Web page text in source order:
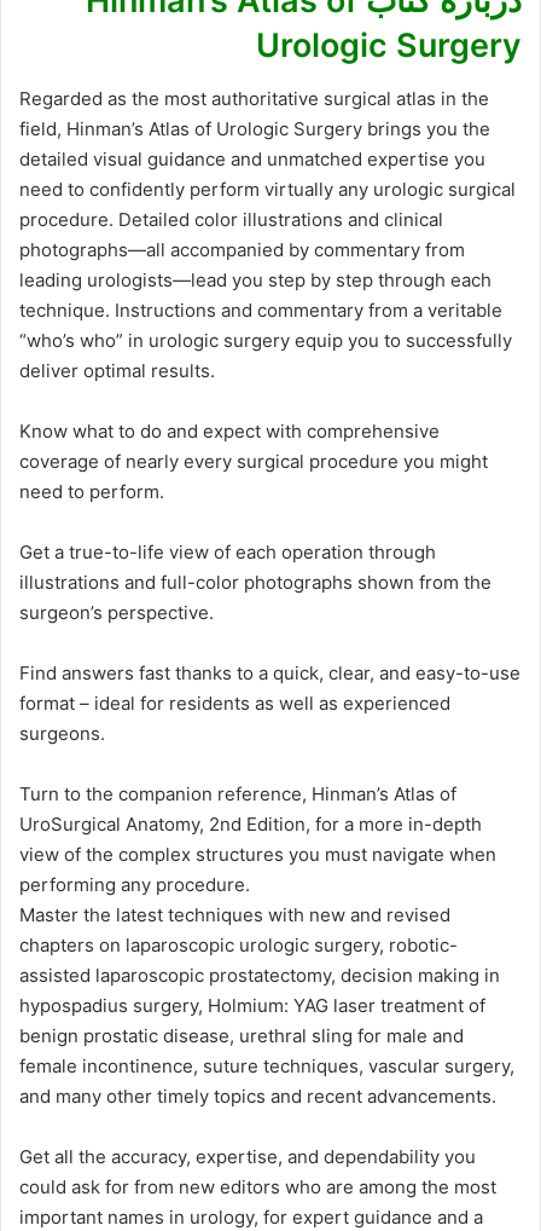
Urologic Surgery
Regarded as the most authoritative surgical atlas in the
field, Hinman’s Atlas of Urologic Surgery brings you the
detailed visual guidance and unmatched expertise you
need to confidently perform virtually any urologic surgical
procedure. Detailed color illustrations and clinical
photographs―all accompanied by commentary from
leading urologists―lead you step by step through each
technique. Instructions and commentary from a veritable
“who’s who” in urologic surgery equip you to successfully
deliver optimal results.
Know what to do and expect with comprehensive
coverage of nearly every surgical procedure you might
need to perform.
Get a true-to-life view of each operation through
illustrations and full-color photographs shown from the
surgeon’s perspective.
Find answers fast thanks to a quick, clear, and easy-to-use
format – ideal for residents as well as experienced
surgeons.
Turn to the companion reference, Hinman’s Atlas of
UroSurgical Anatomy, 2nd Edition, for a more in-depth
view of the complex structures you must navigate when
performing any procedure.
Master the latest techniques with new and revised
chapters on laparoscopic urologic surgery, robotic-
assisted laparoscopic prostatectomy, decision making in
hypospadius surgery, Holmium: YAG laser treatment of
benign prostatic disease, urethral sling for male and
female incontinence, suture techniques, vascular surgery,
and many other timely topics and recent advancements.
Get all the accuracy, expertise, and dependability you
could ask for from new editors who are among the most
important names in urology, for expert guidance and a